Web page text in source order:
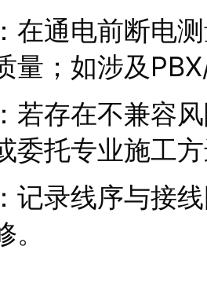
在通电前断电
量；如涉及
若存在不兼容
委托专业施工
记录线序与接